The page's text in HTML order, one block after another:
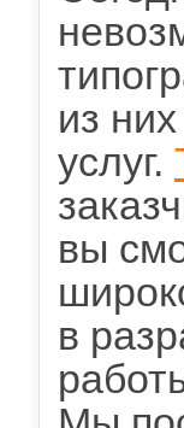
из
услуг.
вы
в